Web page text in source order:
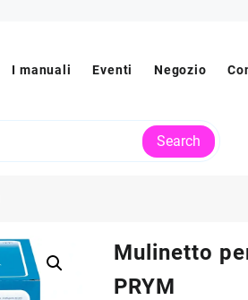
I manuali Eventi Negozio
Search
Mulinetto
PRYM